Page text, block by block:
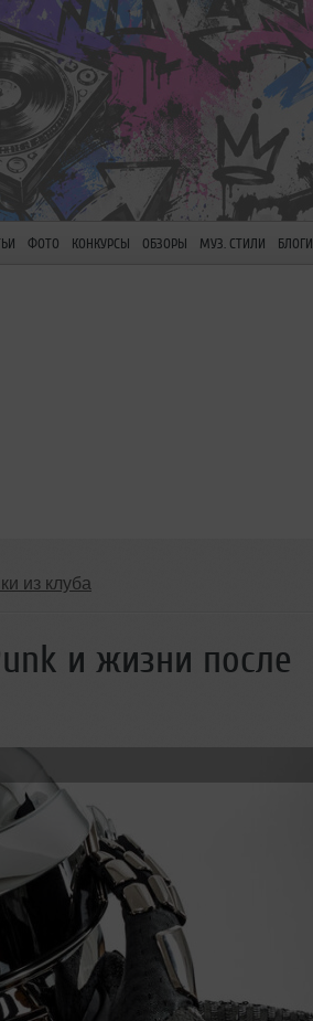
ФОТО КОНКУРСЫ ОБЗОРЫ МУЗ. СТИЛИ БЛОГИ
из клуба
и жизни после